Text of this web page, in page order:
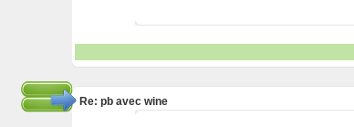
Re: pb avec wine